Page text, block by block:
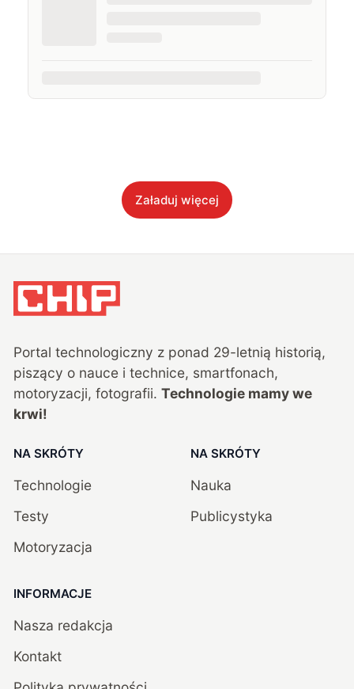
Załaduj więcej
Portal technologiczny z ponad 29-letnią historią,
piszący o nauce i technice, smartfonach,
motoryzacji, fotografii. Technologie mamy we
krwi!
NA SKRÓTY
Technologie
Testy
Motoryzacja
NA SKRÓTY
Nauka
Publicystyka
INFORMACJE
Nasza redakcja
Kontakt